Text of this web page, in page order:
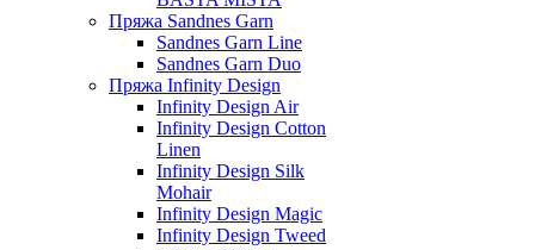
Пряжа Sandnes Garn
Sandnes Garn Line
Sandnes Garn Duo
Пряжа Infinity Design
Infinity Design Air
Infinity Design Cotton
Linen
Infinity Design Silk
Mohair
Infinity Design Magic
Infinity Design Tweed